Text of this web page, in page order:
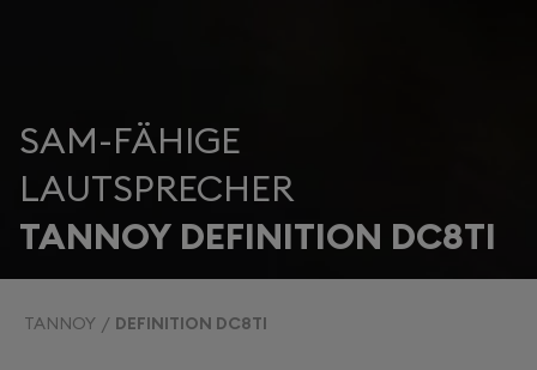
SAM-FÄHIGE
LAUTSPRECHER
TANNOY DEFINITION DC8TI
TANNOY DEFINITION DC8TI